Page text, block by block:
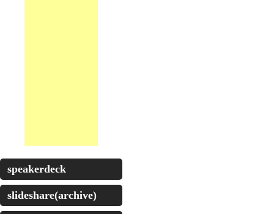
speakerdeck
slideshare(archive)